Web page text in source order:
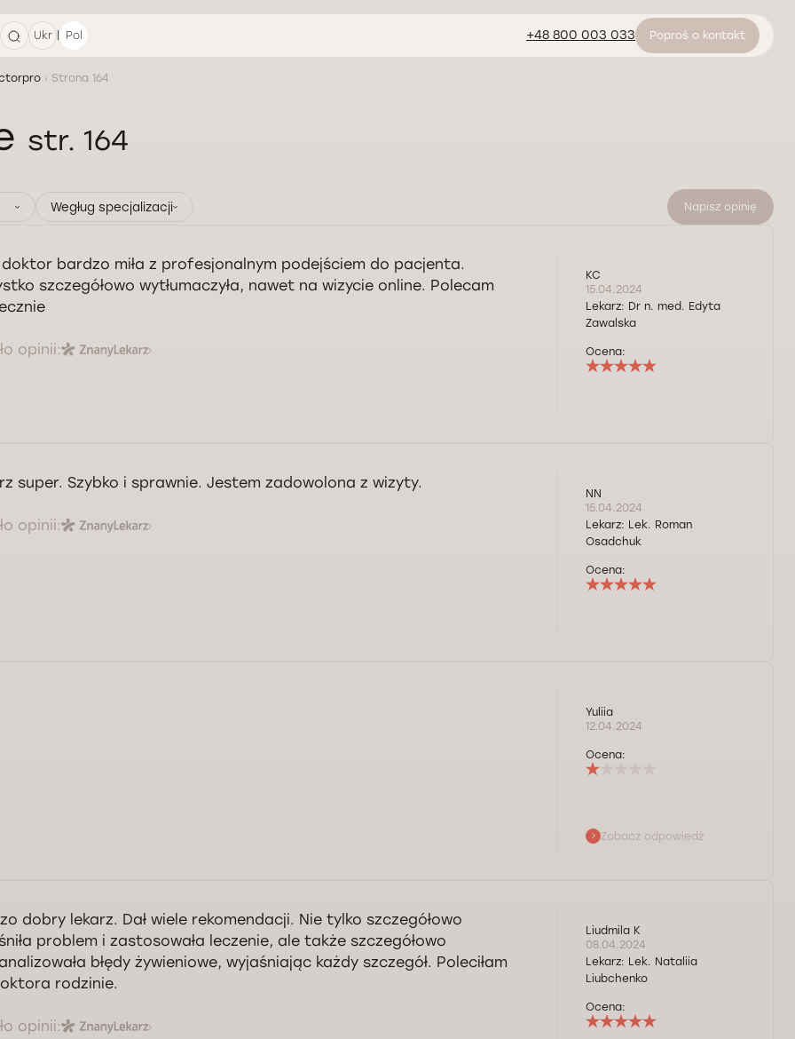
Ukr | Pol +48 800 003 033 Poproś o kontakt
Strona 164
str. 164
Wegług specjalizacji Napisz opinię
doktor bardzo miła z profesjonalnym podejściem do pacjenta.
szczegółowo wytłumaczyła, nawet na wizycie online. Polecam
opinii:
KC
15.04.2024
Lekarz: Dr n. med. Edyta
Zawalska
Ocena:
super. Szybko i sprawnie. Jestem zadowolona z wizyty.
opinii:
NN
15.04.2024
Lekarz: Lek. Roman
Osadchuk
Ocena:
centrum medycznego, dlatego musieliśmy ukryć Pani opinię. Jeśli nie zgadza się Pani
decyzją, prosimy o kontakt z Działem Kontroli Jakości mailowo lub poprzez formularz
doctorpro.pl/quality-control.html, zaznaczając numer karty pacjenta lub godzinę i
odbytej wizyty u lekarza. Pozdrawiamy, Zespół Działu Kontroli Jakości
Yuliia
12.04.2024
Ocena:
Zobacz odpowiedź
dobry lekarz. Dał wiele rekomendacji. Nie tylko szczegółowo
problem i zastosowała leczenie, ale także szczegółowo
błędy żywieniowe, wyjaśniając każdy szczegół. Poleciłam
rodzinie.
opinii:
Liudmila K
08.04.2024
Lekarz: Lek. Nataliia
Liubchenko
Ocena: